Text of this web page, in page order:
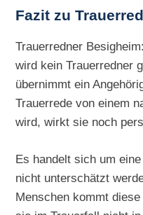
Fazit zu
Trauerredner
wird kein Trauerredner
übernimmt ein
Trauerrede von einem
wird, wirkt sie noch
Es handelt sich um
nicht unterschätzt
Menschen kommt